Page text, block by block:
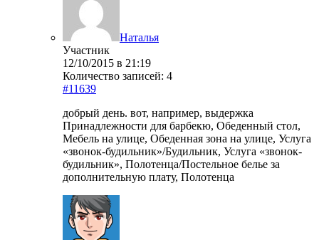
Наталья
Участник
12/10/2015 в 21:19
Количество записей: 4
#11639
добрый день. вот, например, выдержка
Принадлежности для барбекю, Обеденный стол,
Мебель на улице, Обеденная зона на улице, Услуга
«звонок-будильник»/Будильник, Услуга «звонок-
будильник», Полотенца/Постельное белье за
дополнительную плату, Полотенца